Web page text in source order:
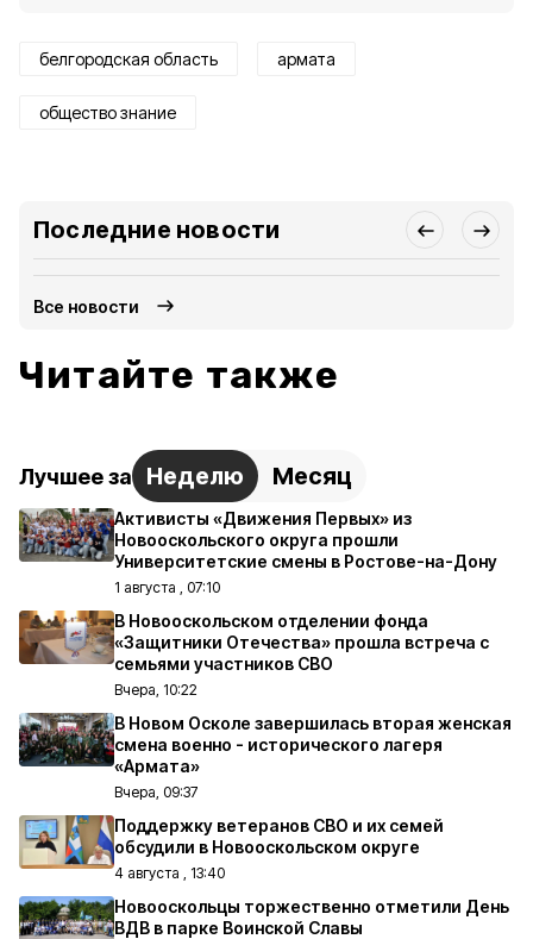
белгородская область армата
общество знание
Последние новости
Все новости
Читайте также
Лучшее за Неделю Месяц
Активисты «Движения Первых» из
Новооскольского округа прошли
Университетские смены в Ростове-на-Дону
1 августа , 07:10
В Новооскольском отделении фонда
«Защитники Отечества» прошла встреча с
семьями участников СВО
Вчера, 10:22
В Новом Осколе завершилась вторая женская
смена военно - исторического лагеря
«Армата»
Вчера, 09:37
Поддержку ветеранов СВО и их семей
обсудили в Новооскольском округе
4 августа , 13:40
Новооскольцы торжественно отметили День
ВДВ в парке Воинской Славы